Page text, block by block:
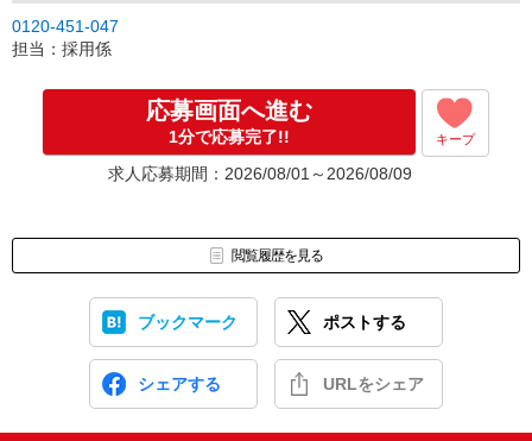
0120-451-047
担当：採用係
応募画面へ進む
1分で応募完了!! キープ
求人応募期間：2026/08/01～2026/08/09
閲覧履歴を見る
ブックマーク ポストする
シェアする URLをシェア